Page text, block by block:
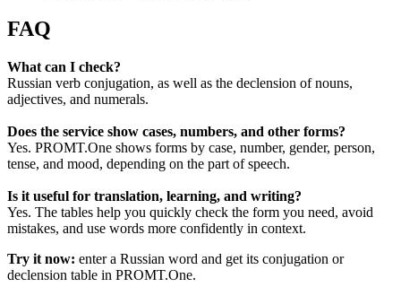
FAQ
What can I check?
Russian verb conjugation, as well as the declension of nouns,
adjectives, and numerals.
Does the service show cases, numbers, and other forms?
Yes. PROMT.One shows forms by case, number, gender, person,
tense, and mood, depending on the part of speech.
Is it useful for translation, learning, and writing?
Yes. The tables help you quickly check the form you need, avoid
mistakes, and use words more confidently in context.
Try it now: enter a Russian word and get its conjugation or
declension table in PROMT.One.